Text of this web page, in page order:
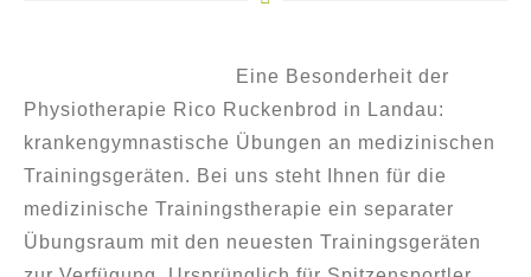
Eine Besonderheit der
Physiotherapie Rico Ruckenbrod in Landau:
krankengymnastische Übungen an medizinischen
Trainingsgeräten. Bei uns steht Ihnen für die
medizinische Trainingstherapie ein separater
Übungsraum mit den neuesten Trainingsgeräten